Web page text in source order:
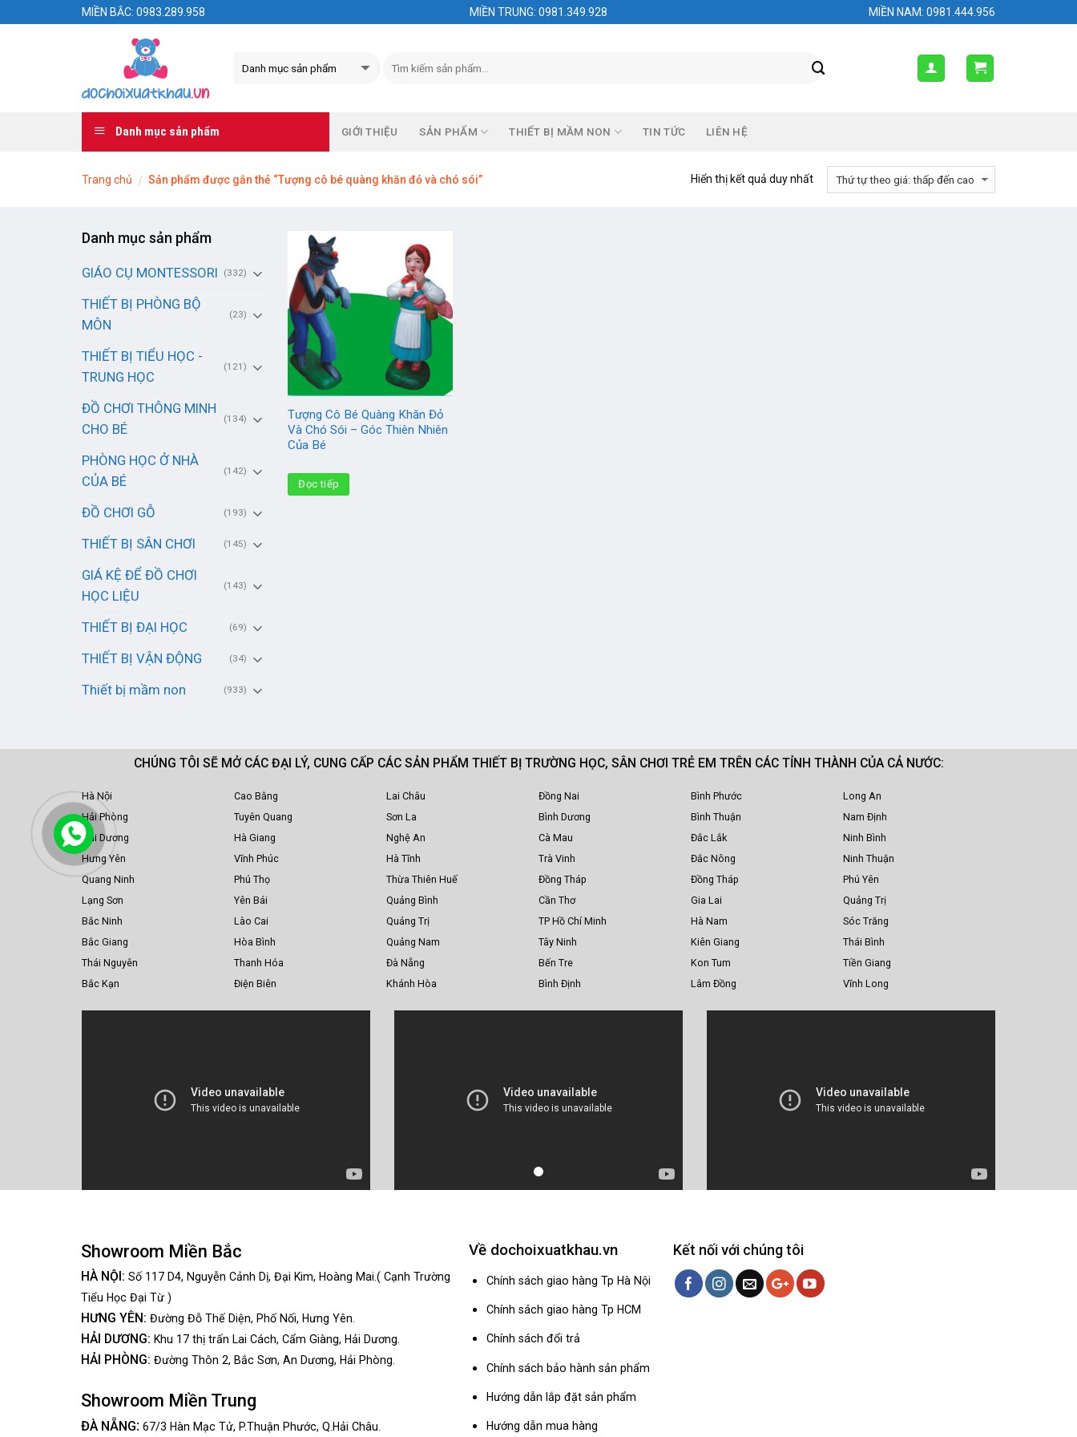
MIỀN BẮC: 0983.289.958 MIỀN TRUNG: 0981.349.928 MIỀN NAM: 0981.444.956
Danh mục sản phẩm GIỚI THIỆU SẢN PHẨM THIẾT BỊ MẦM NON TIN TỨC LIÊN HỆ
Trang chủ / Sản phẩm được gắn thẻ “Tượng cô bé quàng khăn đỏ và chó sói” Hiển thị kết quả duy nhất
Danh mục sản phẩm
GIÁO CỤ MONTESSORI (332)
THIẾT BỊ PHÒNG BỘ
MÔN
(23)
THIẾT BỊ TIỂU HỌC -
TRUNG HỌC
(121)
ĐỒ CHƠI THÔNG MINH
CHO BÉ
(134)
PHÒNG HỌC Ở NHÀ
CỦA BÉ
(142)
ĐỒ CHƠI GỖ (193)
THIẾT BỊ SÂN CHƠI (145)
GIÁ KỆ ĐỂ ĐỒ CHƠI
HỌC LIỆU
(143)
THIẾT BỊ ĐẠI HỌC (69)
THIẾT BỊ VẬN ĐỘNG (34)
Thiết bị mầm non (933)
Tượng Cô Bé Quàng Khăn Đỏ
Và Chó Sói – Góc Thiên Nhiên
Của Bé
Đọc tiếp
CHÚNG TÔI SẼ MỞ CÁC ĐẠI LÝ, CUNG CẤP CÁC SẢN PHẨM THIẾT BỊ TRƯỜNG HỌC, SÂN CHƠI TRẺ EM TRÊN CÁC TỈNH THÀNH CỦA CẢ NƯỚC:
Hà Nội
Hải Phòng
Hải Dương
Hưng Yên
Quang Ninh
Lạng Sơn
Bắc Ninh
Bắc Giang
Thái Nguyên
Bắc Kạn
Cao Bằng
Tuyên Quang
Hà Giang
Vĩnh Phúc
Phú Thọ
Yên Bái
Lào Cai
Hòa Bình
Thanh Hóa
Điện Biên
Lai Châu
Sơn La
Nghệ An
Hà Tĩnh
Thừa Thiên Huế
Quảng Bình
Quảng Trị
Quảng Nam
Đà Nẵng
Khánh Hòa
Đồng Nai
Bình Dương
Cà Mau
Trà Vinh
Đồng Tháp
Cần Thơ
TP Hồ Chí Minh
Tây Ninh
Bến Tre
Bình Định
Bình Phước
Bình Thuận
Đắc Lắk
Đắc Nông
Đồng Tháp
Gia Lai
Hà Nam
Kiên Giang
Kon Tum
Lâm Đồng
Long An
Nam Định
Ninh Bình
Ninh Thuận
Phú Yên
Quảng Trị
Sóc Trăng
Thái Bình
Tiền Giang
Vĩnh Long
Showroom Miền Bắc
HÀ NỘI: Số 117 D4, Nguyễn Cảnh Dị, Đại Kim, Hoàng Mai.( Cạnh Trường
Tiểu Học Đại Từ )
HƯNG YÊN: Đường Đỗ Thế Diện, Phố Nối, Hưng Yên.
HẢI DƯƠNG: Khu 17 thị trấn Lai Cách, Cẩm Giàng, Hải Dương.
HẢI PHÒNG: Đường Thôn 2, Bắc Sơn, An Dương, Hải Phòng.
Showroom Miền Trung
ĐÀ NẴNG: 67/3 Hàn Mạc Tử, P.Thuận Phước, Q.Hải Châu.
Về dochoixuatkhau.vn
Chính sách giao hàng Tp Hà Nội
Chính sách giao hàng Tp HCM
Chính sách đổi trả
Chính sách bảo hành sản phẩm
Hướng dẫn lắp đặt sản phẩm
Hướng dẫn mua hàng
Kết nối với chúng tôi